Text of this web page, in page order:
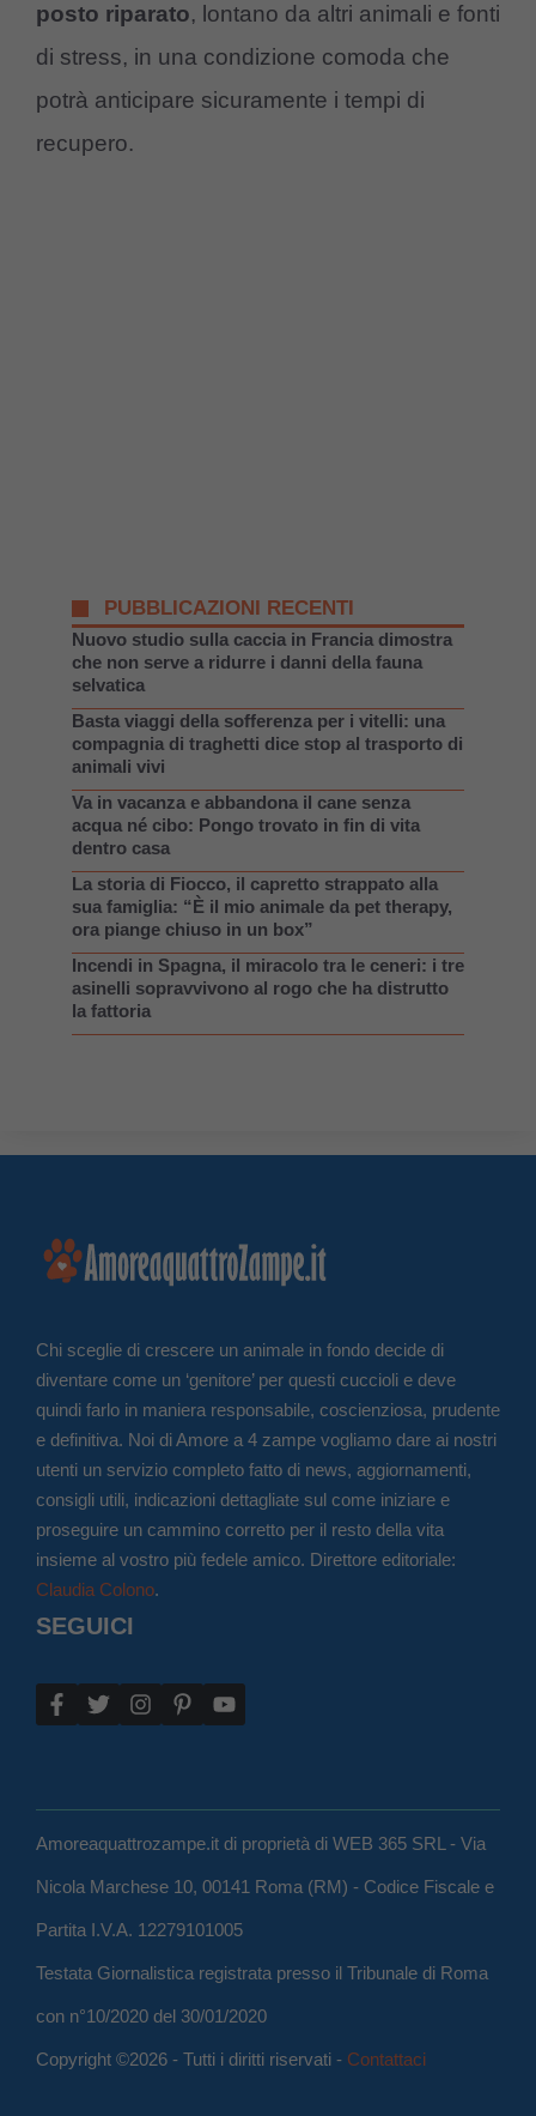
posto riparato, lontano da altri animali e fonti
di stress, in una condizione comoda che
potrà anticipare sicuramente i tempi di
recupero.
PUBBLICAZIONI RECENTI
Nuovo studio sulla caccia in Francia dimostra
che non serve a ridurre i danni della fauna
selvatica
Basta viaggi della sofferenza per i vitelli: una
compagnia di traghetti dice stop al trasporto di
animali vivi
Va in vacanza e abbandona il cane senza
acqua né cibo: Pongo trovato in fin di vita
dentro casa
La storia di Fiocco, il capretto strappato alla
sua famiglia: “È il mio animale da pet therapy,
ora piange chiuso in un box”
Incendi in Spagna, il miracolo tra le ceneri: i tre
asinelli sopravvivono al rogo che ha distrutto
la fattoria
Chi sceglie di crescere un animale in fondo decide di
diventare come un ‘genitore’ per questi cuccioli e deve
quindi farlo in maniera responsabile, coscienziosa, prudente
e definitiva. Noi di Amore a 4 zampe vogliamo dare ai nostri
utenti un servizio completo fatto di news, aggiornamenti,
consigli utili, indicazioni dettagliate sul come iniziare e
proseguire un cammino corretto per il resto della vita
insieme al vostro più fedele amico. Direttore editoriale:
Claudia Colono.
SEGUICI
Amoreaquattrozampe.it di proprietà di WEB 365 SRL - Via
Nicola Marchese 10, 00141 Roma (RM) - Codice Fiscale e
Partita I.V.A. 12279101005
Testata Giornalistica registrata presso il Tribunale di Roma
con n°10/2020 del 30/01/2020
Copyright ©2026 - Tutti i diritti riservati - Contattaci